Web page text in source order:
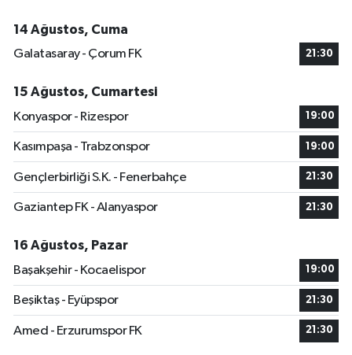
14 Ağustos, Cuma
Galatasaray - Çorum FK
21:30
15 Ağustos, Cumartesi
Konyaspor - Rizespor
19:00
Kasımpaşa - Trabzonspor 19:00
Gençlerbirliği S.K. - Fenerbahçe 21:30
Gaziantep FK - Alanyaspor 21:30
16 Ağustos, Pazar
Başakşehir - Kocaelispor
19:00
Beşiktaş - Eyüpspor 21:30
Amed - Erzurumspor FK 21:30